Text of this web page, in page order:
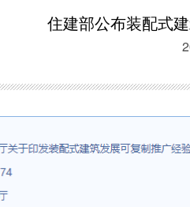
住建部公布装配式